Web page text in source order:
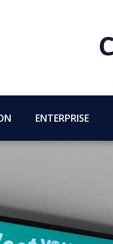
ENTERPRISE